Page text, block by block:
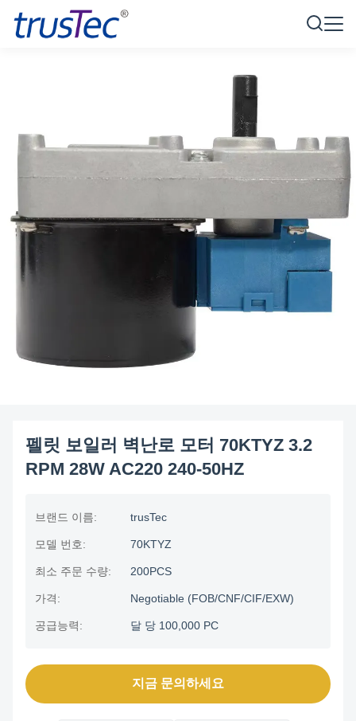
펠릿 보일러 벽난로 모터 70KTYZ 3.2
RPM 28W AC220 240-50HZ
브랜드 이름: trusTec
모델 번호: 70KTYZ
최소 주문 수량: 200PCS
가격: Negotiable (FOB/CNF/CIF/EXW)
공급능력: 달 당 100,000 PC
지금 문의하세요